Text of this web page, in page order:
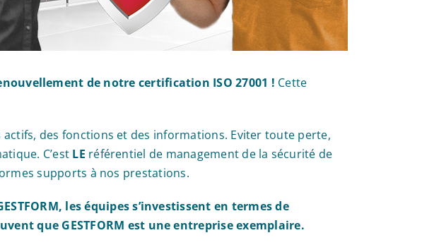
de notre certification ISO 27001 ! Cette
actifs, des fonctions et des informations. Eviter toute perte,
C’est LE référentiel de management de la sécurité de
supports à nos prestations.
les équipes s’investissent en termes de
que GESTFORM est une entreprise exemplaire.